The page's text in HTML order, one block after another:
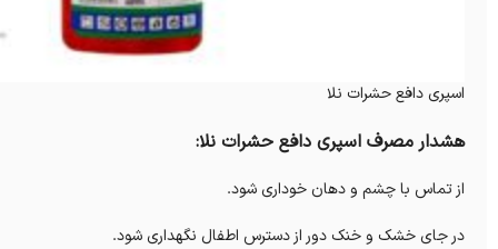
اسپری دافع حشرات نلا
هشدار مصرف اسپری دافع حشرات نلا:
از تماس با چشم و دهان خوداری شود.
در جای خشک و خنک دور از دسترس اطفال نگهداری شود.